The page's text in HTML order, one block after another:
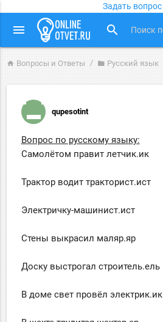
Задать вопрос
menu search
home Вопросы и Ответы folder Русский язык
qupesotint
Вопрос по русскому языку:
Самолётом правит летчик.ик
Трактор водит тракторист.ист
Электричку-машинист.ист
Стены выкрасил маляр.яр
Доску выстрогал строитель.ель
В доме свет провёл электрик.ик